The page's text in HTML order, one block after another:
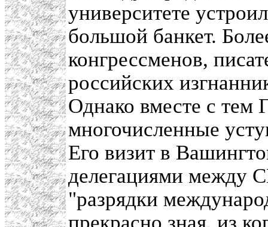
университете
большой банкет.
конгрессменов,
российских
Однако вместе с тем
многочисленные
Его визит в
делегациями между
"разрядки